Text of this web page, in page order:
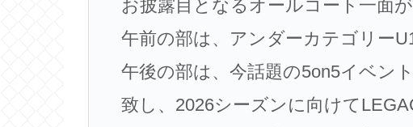
お披露目となるオールコート一面
午前の部は、アンダーカテゴリー
午後の部は、今話題の5on5イベン
致し、2026シーズンに向けて